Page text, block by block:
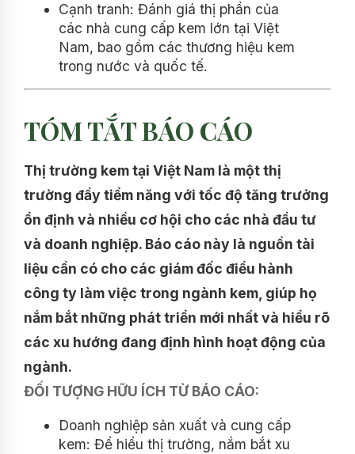
Cạnh tranh: Đánh giá thị phần của
các nhà cung cấp kem lớn tại Việt
Nam, bao gồm các thương hiệu kem
trong nước và quốc tế.
TÓM TẮT BÁO CÁO
Thị trường kem tại Việt Nam là một thị
trường đầy tiềm năng với tốc độ tăng trưởng
ổn định và nhiều cơ hội cho các nhà đầu tư
và doanh nghiệp. Báo cáo này là nguồn tài
liệu cần có cho các giám đốc điều hành
công ty làm việc trong ngành kem, giúp họ
nắm bắt những phát triển mới nhất và hiểu rõ
các xu hướng đang định hình hoạt động của
ngành.
ĐỐI TƯỢNG HỮU ÍCH TỪ BÁO CÁO:
Doanh nghiệp sản xuất và cung cấp
kem: Để hiểu thị trường, nắm bắt xu